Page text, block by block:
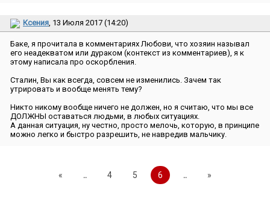
Ксения, 13 Июля 2017 (14:20)
Баке, я прочитала в комментариях Любови, что хозяин называл
его неадекватом или дураком (контекст из комментариев), я к
этому написала про оскорбления.
Сталин, Вы как всегда, совсем не изменились. Зачем так
утрировать и вообще менять тему?
Никто никому вообще ничего не должен, но я считаю, что мы все
ДОЛЖНЫ оставаться людьми, в любых ситуациях.
А данная ситуация, ну честно, просто мелочь, которую, в принципе
можно легко и быстро разрешить, не навредив мальчику.
« .. 4 5 6 .. »